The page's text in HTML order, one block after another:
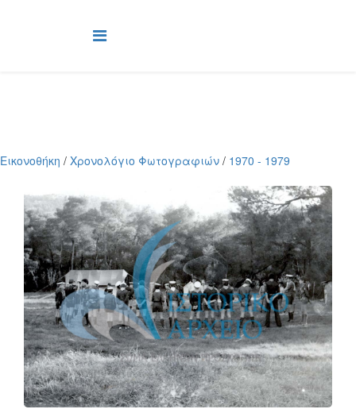
Εικονοθήκη / Χρονολόγιο Φωτογραφιών / 1970 - 1979